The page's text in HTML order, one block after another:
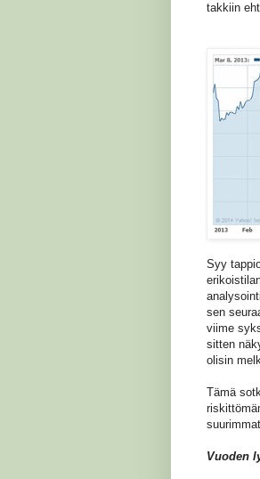
takkiin
Syy
sen
viime
sitten
olisin
Tämä
Vuoden